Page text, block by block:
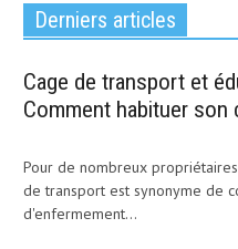
Derniers articles
Cage de transport et
Comment habituer
Pour de nombreux
de transport est synonyme de
d'enfermement...